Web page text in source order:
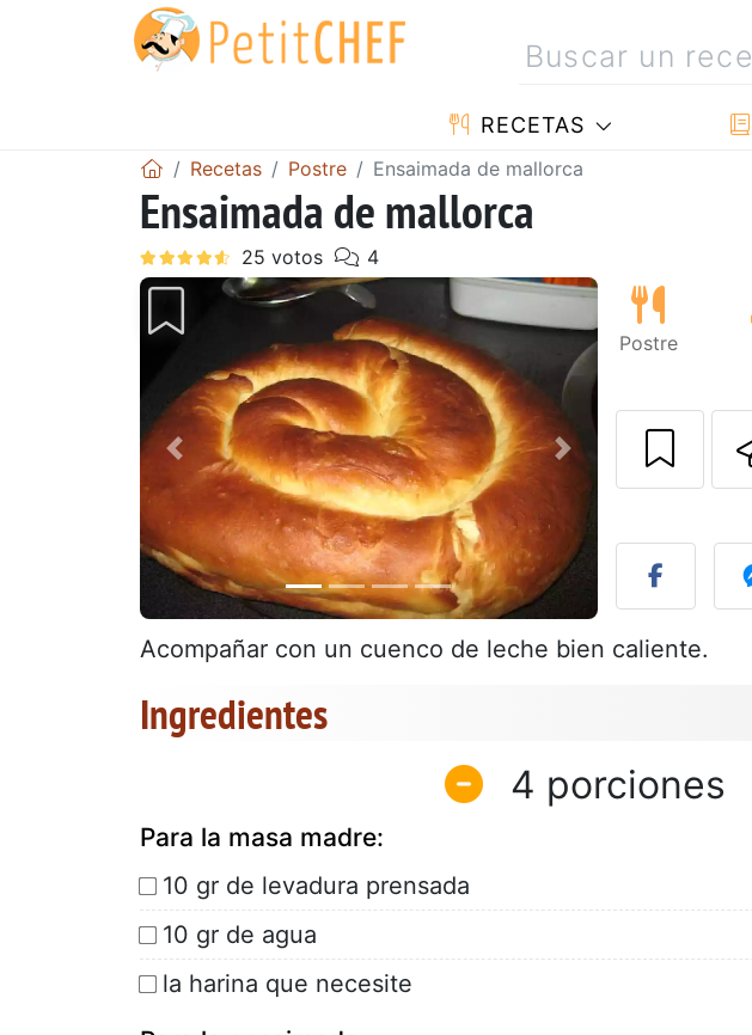
RECETAS
Recetas Postre Ensaimada de mallorca
Ensaimada de mallorca
Anterior Siguiente
Postre
Acompañar con un cuenco de leche bien caliente.
Ingredientes
4
Para la masa madre:
10 gr de levadura prensada
10 gr de agua
la harina que necesite